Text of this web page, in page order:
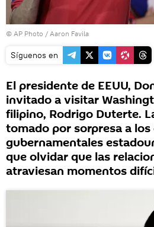
© AP Photo / Aaron Favila
Síguenos en
El presidente de EEUU,
invitado a visitar
filipino, Rodrigo Duterte.
tomado por sorpresa a
gubernamentales
que olvidar que las
atraviesan momentos